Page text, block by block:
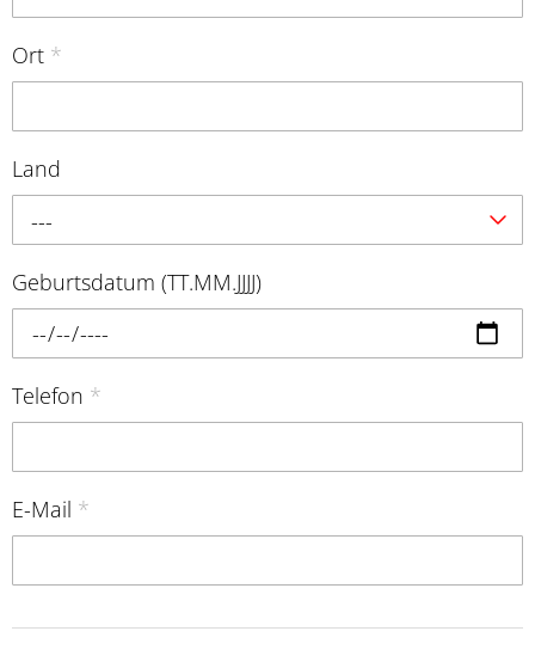
Ort *
Land
---
Geburtsdatum (TT.MM.JJJJ)
Telefon *
E-Mail *